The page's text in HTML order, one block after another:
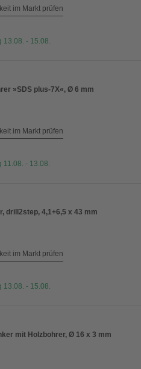
im Markt prüfen
13.08. - 15.08.
»SDS plus-7X«, Ø 6 mm
im Markt prüfen
11.08. - 13.08.
drill2step, 4,1+6,5 x 43 mm
im Markt prüfen
13.08. - 15.08.
mit Holzbohrer, Ø 16 x 3 mm